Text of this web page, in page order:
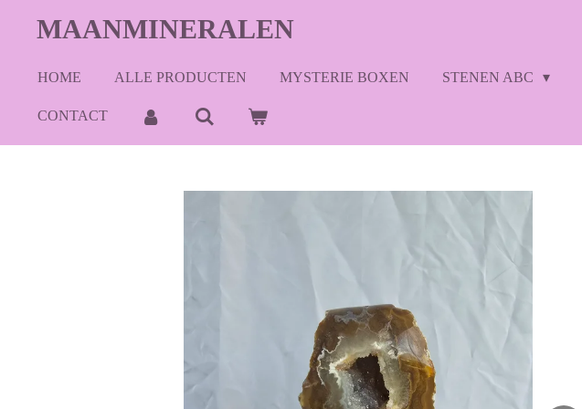
directMAANMINERALEN
HOME ALLE PRODUCTEN MYSTERIE BOXEN STENEN ABC
CONTACT